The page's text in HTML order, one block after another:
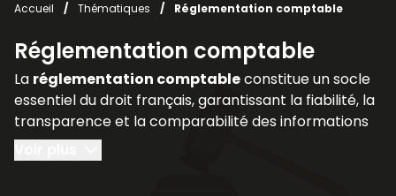
le sous-menu Vos métiers
le sous-menu Vos besoins
Accueil / Thématiques / Réglementation comptable
Réglementation comptable
La réglementation comptableconstitue un socle
essentiel du droit français, garantissant la fiabilité, la
transparence et la comparabilité des informations
financières produites par les entreprises. Elle
encadre la manière dont les sociétés doivent